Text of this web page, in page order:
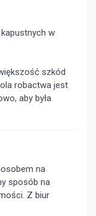
w
szkód
robactwa jest
aby była
na
sposób na
Z biur